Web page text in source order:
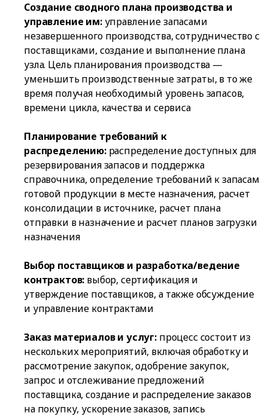
Создание сводного плана производства и
управление им: управление запасами
незавершенного производства, сотрудничество с
поставщиками, создание и выполнение плана
узла. Цель планирования производства —
уменьшить производственные затраты, в то же
время получая необходимый уровень запасов,
времени цикла, качества и сервиса
Планирование требований к
распределению: распределение доступных для
резервирования запасов и поддержка
справочника, определение требований к запасам
готовой продукции в месте назначения, расчет
консолидации в источнике, расчет плана
отправки в назначение и расчет планов загрузки
назначения
Выбор поставщиков и разработка/ведение
контрактов: выбор, сертификация и
утверждение поставщиков, а также обсуждение
и управление контрактами
Заказ материалов и услуг: процесс состоит из
нескольких мероприятий, включая обработку и
рассмотрение закупок, одобрение закупок,
запрос и отслеживание предложений
поставщика, создание и распределение заказов
на покупку, ускорение заказов, запись